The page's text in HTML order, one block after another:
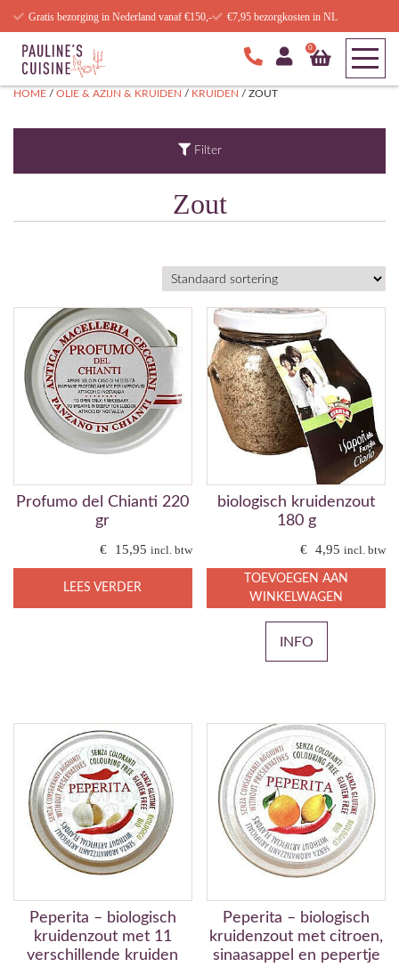
Gratis bezorging in Nederland vanaf €150,- €7,95 bezorgkosten in NL
0
HOME / OLIE & AZIJN & KRUIDEN / KRUIDEN / ZOUT
Filter
Zout
Profumo del Chianti 220
gr
€ 15,95 incl. btw
LEES VERDER
biologisch kruidenzout
180 g
€ 4,95 incl. btw
TOEVOEGEN AAN
WINKELWAGEN
INFO
Peperita – biologisch
kruidenzout met 11
verschillende kruiden
Peperita – biologisch
kruidenzout met citroen,
sinaasappel en pepertje